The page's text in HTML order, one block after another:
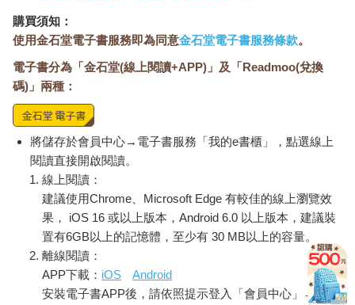
可以想像一個VR（虛擬實境）跳繩遊戲，除了不需要繩子之外，
在主觀體驗上跟跳繩一模一樣。也有報導指出，有些賽車電競選
手平常用的設備足夠擬真，讓他們在真實賽道上也能跑出好成
績，二○二三年的電影《GT：跨界玩家》就是講述從《跑車浪漫
旅》玩家成為真實賽車選手的故事。就算某個跳繩電玩和賽車電
玩旨在「逼近真實」，也就算它們終究並非真實的跳繩和賽車，
這依然有意義：跳繩電玩可以避免你的腳絆到繩子然後很傻地跌
倒，而賽車電玩比賽車便宜，且不會增加你的意外險保費。
當人在真實和虛構當中選擇後者，往往是因為虛構有真實無法取
代的價值。若有人認為電玩裡的人物和行動都是虛假的，恐怕是
因為他太嚴肅看待電玩的虛構特性，因而無法正確理解，當玩家
玩電玩，他們到底在做什麼樣的事情。
（「試玩版」進度100%，請購買本書繼續闖關，享受完整遊戲體
驗！）
購買須知：
使用金石堂電子書服務即為同意金石堂電子書服務條款。
電子書分為「金石堂(線上閱讀+APP)」及「Readmoo(兌換
碼)」兩種：
將儲存於會員中心→電子書服務「我的e書櫃」，點選線上
閱讀直接開啟閱讀。
線上閱讀：
建議使用Chrome、Microsoft Edge 有較佳的線上瀏覽效
果， iOS 16 或以上版本，Android 6.0 以上版本，建議裝
置有6GB以上的記憶體，至少有 30 MB以上的容量。
離線閱讀：
APP下載： iOS
Android
安裝電子書APP後，請依照提示登入「會員中心」→「我